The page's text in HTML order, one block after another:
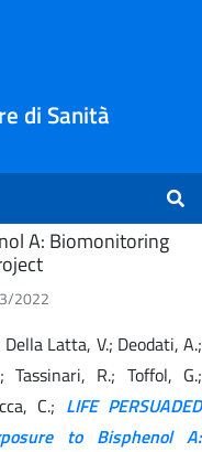
di Sanità
A: Biomonitoring
2022
Latta, V.; Deodati, A.;
Tassinari, R.; Toffol, G.;
C.; LIFE PERSUADED
to Bisphenol A: